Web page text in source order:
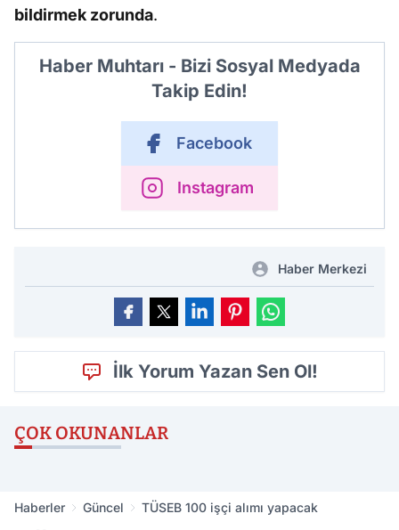
bildirmek zorunda.
Haber Muhtarı - Bizi Sosyal Medyada
Takip Edin!
Facebook
Instagram
Haber Merkezi
İlk Yorum Yazan Sen Ol!
ÇOK OKUNANLAR
Haberler Güncel TÜSEB 100 işçi alımı yapacak